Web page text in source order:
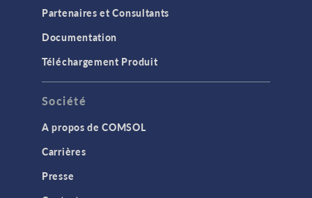
Partenaires et Consultants
Documentation
Téléchargement Produit
Société
A propos de COMSOL
Carrières
Presse